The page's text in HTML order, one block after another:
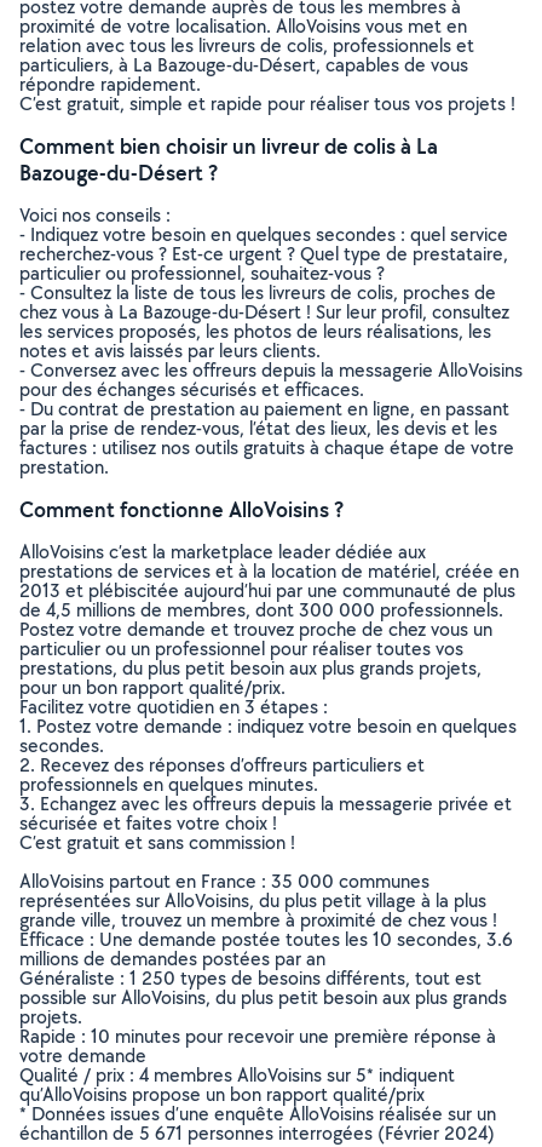
postez votre demande auprès de tous les membres à
proximité de votre localisation. AlloVoisins vous met en
relation avec tous les livreurs de colis, professionnels et
particuliers, à La Bazouge-du-Désert, capables de vous
répondre rapidement.
C’est gratuit, simple et rapide pour réaliser tous vos projets !
Comment bien choisir un livreur de colis à La
Bazouge-du-Désert ?
Voici nos conseils :
- Indiquez votre besoin en quelques secondes : quel service
recherchez-vous ? Est-ce urgent ? Quel type de prestataire,
particulier ou professionnel, souhaitez-vous ?
- Consultez la liste de tous les livreurs de colis, proches de
chez vous à La Bazouge-du-Désert ! Sur leur profil, consultez
les services proposés, les photos de leurs réalisations, les
notes et avis laissés par leurs clients.
- Conversez avec les offreurs depuis la messagerie AlloVoisins
pour des échanges sécurisés et efficaces.
- Du contrat de prestation au paiement en ligne, en passant
par la prise de rendez-vous, l’état des lieux, les devis et les
factures : utilisez nos outils gratuits à chaque étape de votre
prestation.
Comment fonctionne AlloVoisins ?
AlloVoisins c’est la marketplace leader dédiée aux
prestations de services et à la location de matériel, créée en
2013 et plébiscitée aujourd’hui par une communauté de plus
de 4,5 millions de membres, dont 300 000 professionnels.
Postez votre demande et trouvez proche de chez vous un
particulier ou un professionnel pour réaliser toutes vos
prestations, du plus petit besoin aux plus grands projets,
pour un bon rapport qualité/prix.
Facilitez votre quotidien en 3 étapes :
1. Postez votre demande : indiquez votre besoin en quelques
secondes.
2. Recevez des réponses d’offreurs particuliers et
professionnels en quelques minutes.
3. Echangez avec les offreurs depuis la messagerie privée et
sécurisée et faites votre choix !
C’est gratuit et sans commission !
AlloVoisins partout en France : 35 000 communes
représentées sur AlloVoisins, du plus petit village à la plus
grande ville, trouvez un membre à proximité de chez vous !
Efficace : Une demande postée toutes les 10 secondes, 3.6
millions de demandes postées par an
Généraliste : 1 250 types de besoins différents, tout est
possible sur AlloVoisins, du plus petit besoin aux plus grands
projets.
Rapide : 10 minutes pour recevoir une première réponse à
votre demande
Qualité / prix : 4 membres AlloVoisins sur 5* indiquent
qu’AlloVoisins propose un bon rapport qualité/prix
* Données issues d’une enquête AlloVoisins réalisée sur un
échantillon de 5 671 personnes interrogées (Février 2024)